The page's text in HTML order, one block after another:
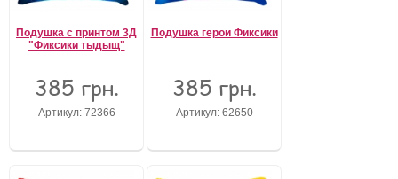
Подушка с принтом 3Д
"Фиксики тыдыщ"
385 грн.
Артикул: 72366
Подушка герои Фиксики
385 грн.
Артикул: 62650